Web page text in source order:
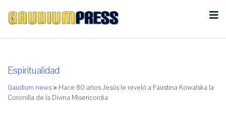
Espiritualidad
Gaudium news > Hace 80 años Jesús le reveló a Faustina Kowalska la
Coronilla de la Divina Misericordia